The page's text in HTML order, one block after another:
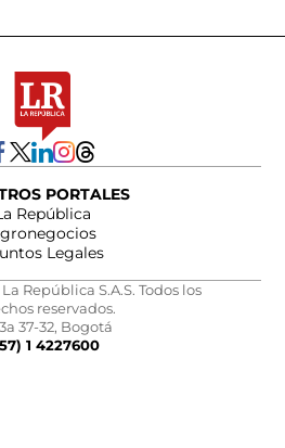
PORTALES
República
Legales
República S.A.S. Todos los
reservados.
37-32, Bogotá
1 4227600